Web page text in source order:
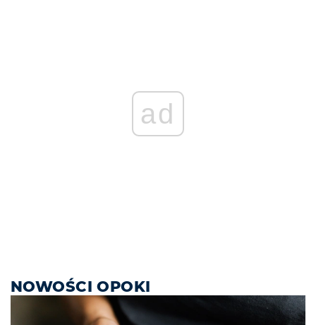
ad
NOWOŚCI OPOKI